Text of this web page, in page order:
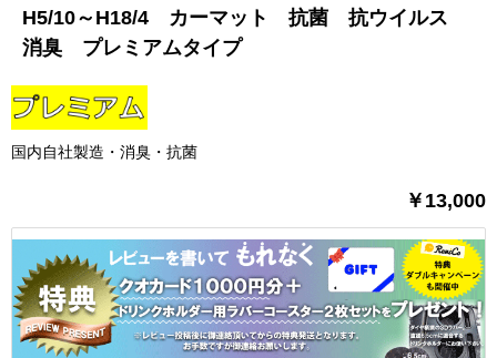
H5/10～H18/4 カーマット 抗菌 抗ウイルス
消臭 プレミアムタイプ
国内自社製造・消臭・抗菌
￥13,000